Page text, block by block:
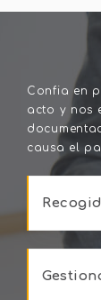
Confia en
acto y nos
causa el